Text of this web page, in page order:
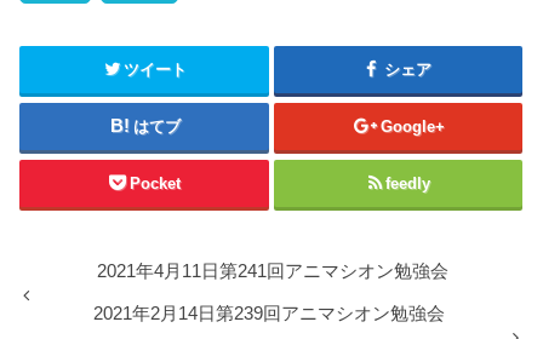
ツイート シェア
はてブ Google+
Pocket feedly
2021年4月11日第241回アニマシオン勉強会
2021年2月14日第239回アニマシオン勉強会